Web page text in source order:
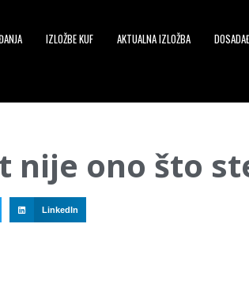
IZLOŽBE KUF AKTUALNA IZLOŽBA
nije ono što
LinkedIn